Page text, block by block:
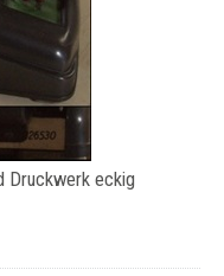
Druckwerk eckig